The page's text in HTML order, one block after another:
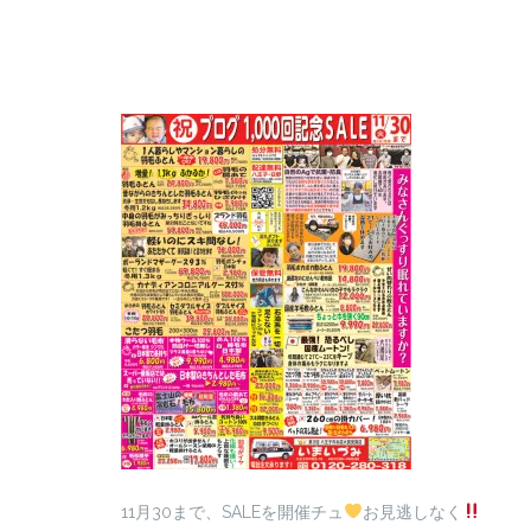
11月30まで、SALEを開催チュ お見逃しなく